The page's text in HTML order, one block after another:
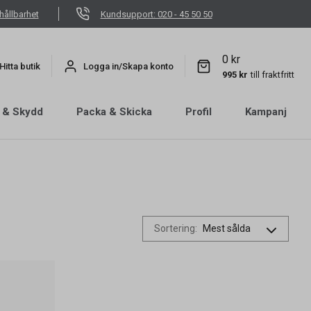
Kundsupport: 020 - 45 50 50
Hitta butik Logga in/Skapa konto
0 kr
995 kr till fraktfritt
Skydd Packa & Skicka Profil
Kampanj
Sortering: